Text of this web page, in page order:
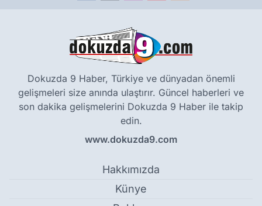
Dokuzda 9 Haber, Türkiye ve dünyadan önemli
gelişmeleri size anında ulaştırır. Güncel haberleri ve
son dakika gelişmelerini Dokuzda 9 Haber ile takip
edin.
www.dokuzda9.com
Hakkımızda
Künye